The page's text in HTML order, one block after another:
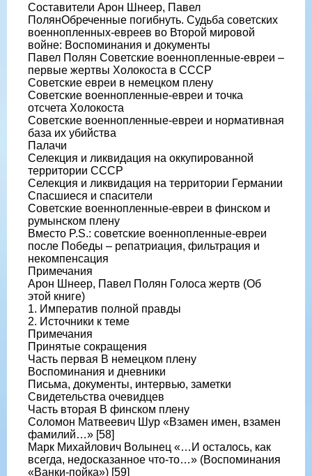
Составители Арон Шнеер, Павел
ПолянОбреченные погибнуть. Судьба советских
военнопленных-евреев во Второй мировой
войне: Воспоминания и документы
Павел Полян Советские военнопленные-евреи –
первые жертвы Холокоста в СССР
Советские евреи в немецком плену
Советские военнопленные-евреи и точка
отсчета Холокоста
Советские военнопленные-евреи и нормативная
база их убийства
Палачи
Селекция и ликвидация на оккупированной
территории СССР
Селекция и ликвидация на территории Германии
Спасшиеся и спасители
Советские военнопленные-евреи в финском и
румынском плену
Вместо P.S.: советские военнопленные-евреи
после Победы – репатриация, фильтрация и
некомпенсация
Примечания
Арон Шнеер, Павел Полян Голоса жертв (Об
этой книге)
1. Императив полной правды
2. Источники к теме
Примечания
Принятые сокращения
Часть первая В немецком плену
Воспоминания и дневники
Письма, документы, интервью, заметки
Свидетельства очевидцев
Часть вторая В финском плену
Соломон Матвеевич Шур «Взамен имен, взамен
фамилий…» [58]
Марк Михайлович Волынец «…И осталось, как
всегда, недосказанное что-то…» (Воспоминания
«Ванки-пойка») [59]